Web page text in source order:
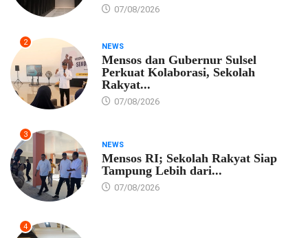
07/08/2026
2 NEWS
Mensos dan Gubernur Sulsel
Perkuat Kolaborasi, Sekolah
Rakyat...
07/08/2026
3
NEWS
Mensos RI; Sekolah Rakyat Siap
Tampung Lebih dari...
07/08/2026
4